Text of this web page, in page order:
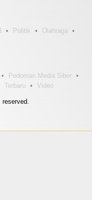
Politik
Olahraga
Pedoman Media Siber
Terbaru Video